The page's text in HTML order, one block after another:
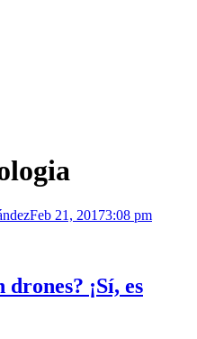
Feb 21, 20173:08 pm
drones? ¡Sí, es